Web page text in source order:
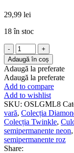
29,99 lei
18 în stoc
Cantitate
OJĂ
D004
LIGHT
GOLD
DIAMOND
-
8
ML
Adaugă în coș
Adaugă la preferate
Adaugă la preferate
Add to compare
Add to wishlist
SKU: OSLGML8
vară, Colecția
Colecția Twinkle,
semipermanente neon,
semipermanente roz
Share: